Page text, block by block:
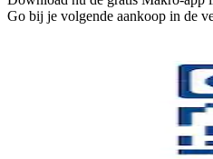
Go bij je volgende aankoop in de